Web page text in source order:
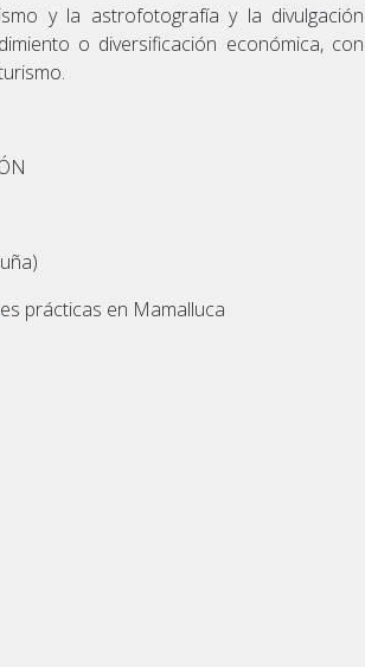
y la astrofotografía y la divulgación
o diversificación económica, con
prácticas en Mamalluca